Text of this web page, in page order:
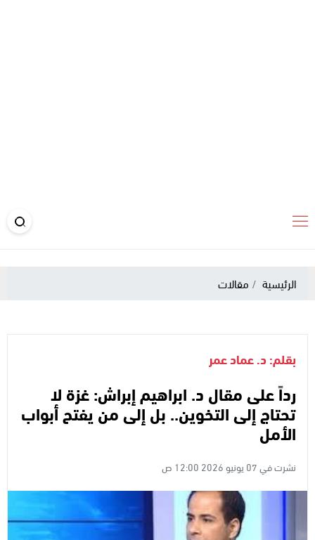
الرئيسية مقالات
بقلم: د. عماد عمر
رداً على مقال د. ابراهيم إبراش: غزة لا
تحتاج إلى التخوين.. بل إلى من يفتح أبواب
الأمل
نشرت في 07 يونيو 2026 12:00 ص